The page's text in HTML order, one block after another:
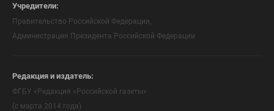
Учредители:
Правительство Российской Федерации,
Администрация Президента Российской Федерации
Редакция и издатель:
ФГБУ «Редакция «Российской газеты»
(с марта 2014 года)